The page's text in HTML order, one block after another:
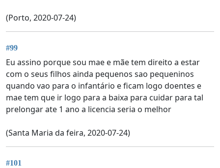
(Porto, 2020-07-24)
#99
Eu assino porque sou mae e mãe tem direito a estar
com o seus filhos ainda pequenos sao pequeninos
quando vao para o infantário e ficam logo doentes e
mae tem que ir logo para a baixa para cuidar para tal
prelongar ate 1 ano a licencia seria o melhor
(Santa Maria da feira, 2020-07-24)
#101